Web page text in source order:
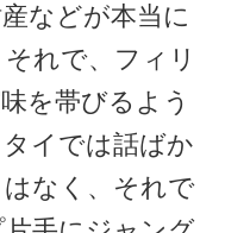
などが本当に
れで、フィリ
を帯びるよう
イでは話ばか
なく、それで